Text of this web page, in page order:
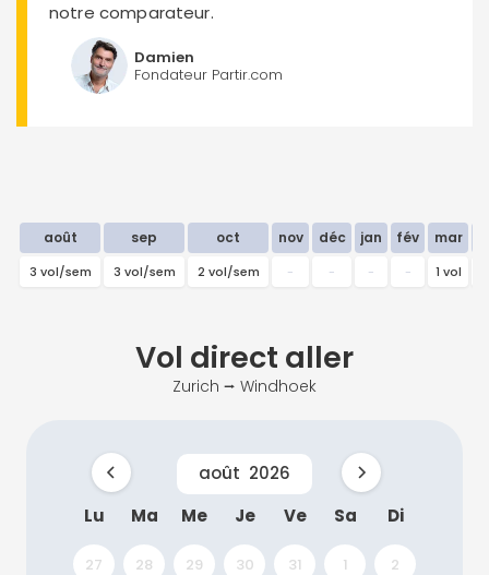
notre comparateur.
Damien
Fondateur Partir.com
août sep oct nov déc jan fév mar
3 vol/sem 3 vol/sem 2 vol/sem - - - - 1 vol
Vol direct aller
Zurich ⭢ Windhoek
août 2026
Lu
Ma Me Je Ve Sa Di
27 28 29 30 31 1 2